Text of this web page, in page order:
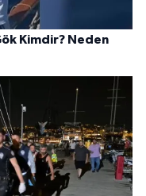
Kimdir? Neden